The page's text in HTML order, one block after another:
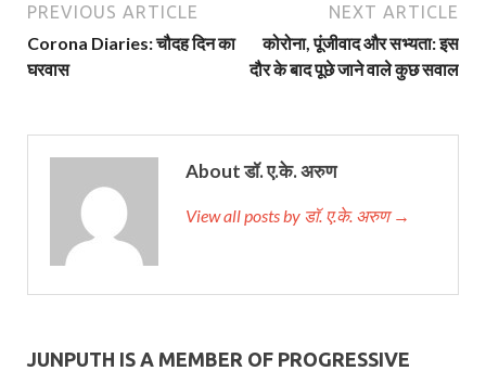
PREVIOUS ARTICLE
Corona Diaries: चौदह दिन का
घरवास
NEXT ARTICLE
कोरोना, पूंजीवाद और सभ्यता: इस
दौर के बाद पूछे जाने वाले कुछ सवाल
About डॉ. ए.के. अरुण
View all posts by डॉ. ए.के. अरुण →
JUNPUTH IS A MEMBER OF PROGRESSIVE